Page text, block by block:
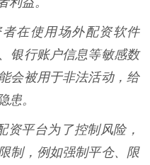
在使用场外配资软件
银行账户信息等敏感数
会被用于非法活动，给
患。
资平台为了控制风险，
制，例如强制平仓、限